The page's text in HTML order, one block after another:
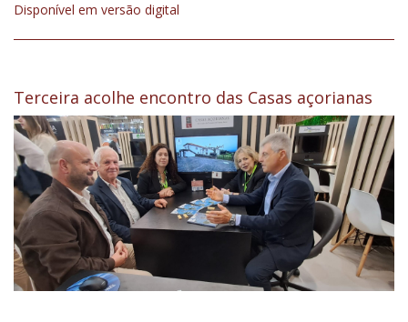
Disponível em versão digital
Terceira acolhe encontro das Casas açorianas